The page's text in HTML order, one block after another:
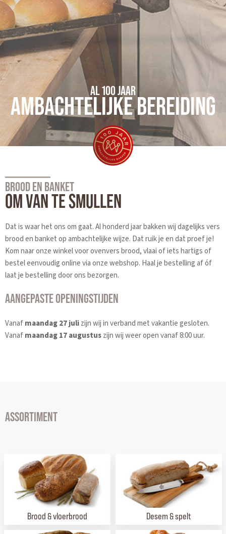
AL 100 JAAR
AMBACHTELIJKE BEREIDING
BROOD EN BANKET
OM VAN TE SMULLEN
Dat is waar het ons om gaat. Al honderd jaar bakken wij dagelijks vers
brood en banket op ambachtelijke wijze. Dat ruik je en dat proef je!
Kom naar onze winkel voor ovenvers brood, vlaai of iets hartigs of
bestel eenvoudig online via onze webshop. Haal je bestelling af óf
laat je bestelling door ons bezorgen.
AANGEPASTE OPENINGSTIJDEN
Vanafmaandag 27 julizijn wij in verband met vakantie gesloten.
Vanafmaandag 17 augustuszijn wij weer open vanaf 8:00 uur.
ASSORTIMENT
Brood & vloerbrood Desem & spelt